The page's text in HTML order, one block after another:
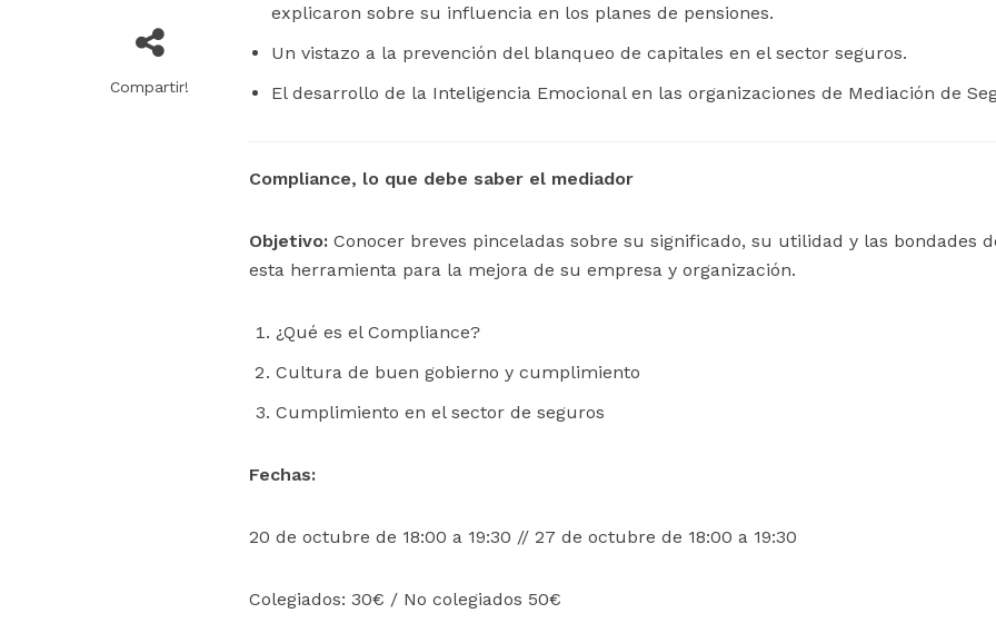
Compartir!
explicaron sobre su influencia en los planes de pensiones.
Un vistazo a la prevención del blanqueo de capitales en el sector seguros.
El desarrollo de la Inteligencia Emocional en las organizaciones de Mediación de
Compliance, lo que debe saber el mediador
Objetivo: Conocer breves pinceladas sobre su significado, su utilidad y las bondades
esta herramienta para la mejora de su empresa y organización.
¿Qué es el Compliance?
Cultura de buen gobierno y cumplimiento
Cumplimiento en el sector de seguros
Fechas:
20 de octubre de 18:00 a 19:30 // 27 de octubre de 18:00 a 19:30
Colegiados: 30€ / No colegiados 50€